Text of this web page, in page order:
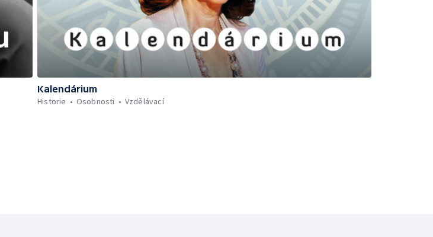
Kalendárium
Historie
Osobnosti Vzdělávací